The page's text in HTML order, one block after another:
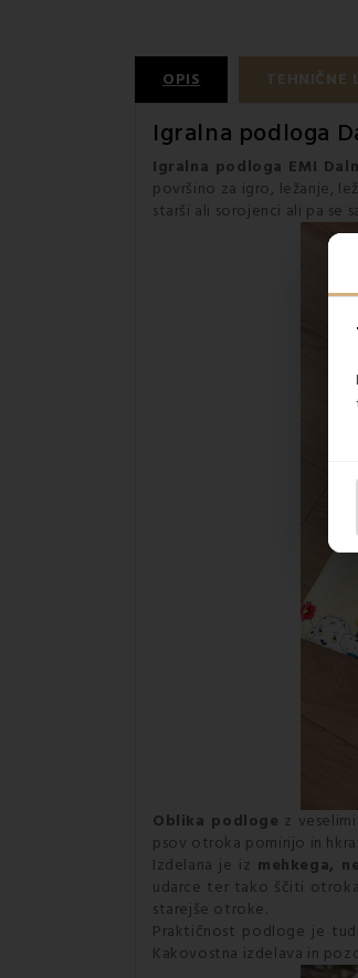
OPIS TEHNIČNE
Igralna podloga
Igralna podloga EMI
površino za igro, ležanje,
starši ali sorojenci ali pa se
Oblika podloge z
psov otroka pomirijo in
Izdelana je iz mehkega,
udarce ter tako ščiti
starejše otroke.
Praktičnost podloge je
Kakovostna izdelava in